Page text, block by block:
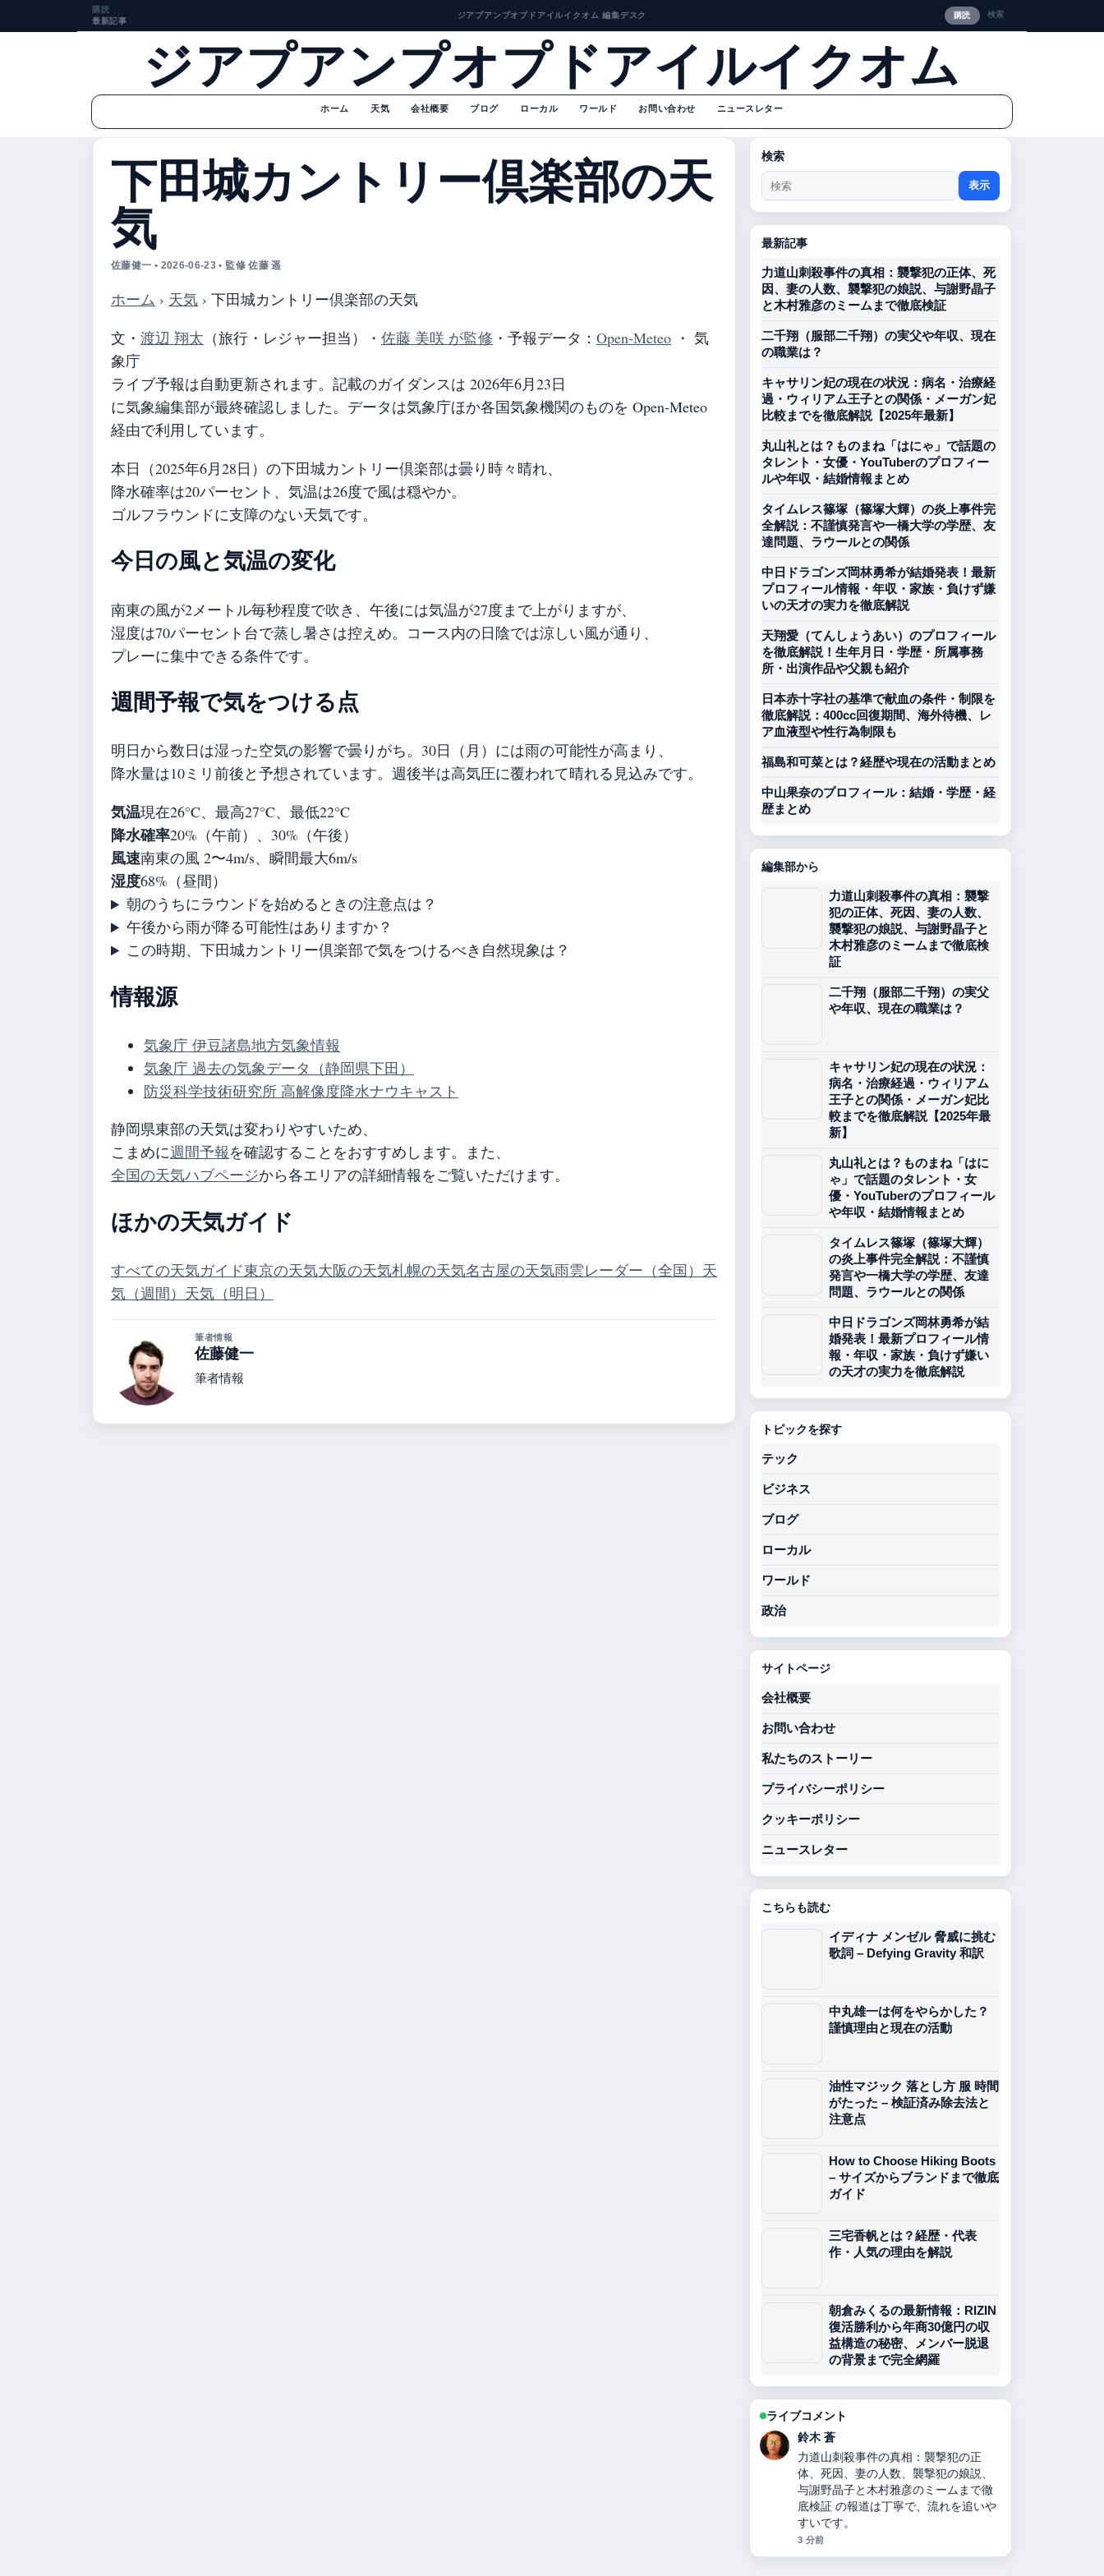
購読
最新記事
ジアプアンプオプドアイルイクオム 編集デスク 購読 検索
ジアプアンプオプドアイルイクオム
ホーム 天気 会社概要 ブログ ローカル ワールド お問い合わせ ニュースレター
下田城カントリー倶楽部の天
気
佐藤健一 • 2026-06-23 • 監修 佐藤 遥
ホーム › 天気 › 下田城カントリー倶楽部の天気
文・ 渡辺 翔太 （旅行・レジャー担当） ・ 佐藤 美咲 が監修 ・ 予報データ： Open-Meteo ・ 気
象庁
ライブ予報は自動更新されます。記載のガイダンスは 2026年6月23日
に気象編集部が最終確認しました。データは気象庁ほか各国気象機関のものを Open-Meteo
経由で利用しています。
本日（2025年6月28日）の下田城カントリー倶楽部は曇り時々晴れ、
降水確率は20パーセント、気温は26度で風は穏やか。
ゴルフラウンドに支障のない天気です。
今日の風と気温の変化
南東の風が2メートル毎秒程度で吹き、午後には気温が27度まで上がりますが、
湿度は70パーセント台で蒸し暑さは控えめ。コース内の日陰では涼しい風が通り、
プレーに集中できる条件です。
週間予報で気をつける点
明日から数日は湿った空気の影響で曇りがち。30日（月）には雨の可能性が高まり、
降水量は10ミリ前後と予想されています。週後半は高気圧に覆われて晴れる見込みです。
気温現在26°C、最高27°C、最低22°C
降水確率20%（午前）、30%（午後）
風速南東の風 2〜4m/s、瞬間最大6m/s
湿度68%（昼間）
朝のうちにラウンドを始めるときの注意点は？
午後から雨が降る可能性はありますか？
この時期、下田城カントリー倶楽部で気をつけるべき自然現象は？
情報源
気象庁 伊豆諸島地方気象情報
気象庁 過去の気象データ（静岡県下田）
防災科学技術研究所 高解像度降水ナウキャスト
静岡県東部の天気は変わりやすいため、
こまめに週間予報を確認することをおすすめします。また、
全国の天気ハブページから各エリアの詳細情報をご覧いただけます。
ほかの天気ガイド
すべての天気ガイド東京の天気大阪の天気札幌の天気名古屋の天気雨雲レーダー（全国） 天
気（週間） 天気（明日）
筆者情報
佐藤健一
筆者情報
検索
表示
最新記事
力道山刺殺事件の真相：襲撃犯の正体、死
因、妻の人数、襲撃犯の娘説、与謝野晶子
と木村雅彦のミームまで徹底検証
二千翔（服部二千翔）の実父や年収、現在
の職業は？
キャサリン妃の現在の状況：病名・治療経
過・ウィリアム王子との関係・メーガン妃
比較までを徹底解説【2025年最新】
丸山礼とは？ものまね「はにゃ」で話題の
タレント・女優・YouTuberのプロフィー
ルや年収・結婚情報まとめ
タイムレス篠塚（篠塚大輝）の炎上事件完
全解説：不謹慎発言や一橋大学の学歴、友
達問題、ラウールとの関係
中日ドラゴンズ岡林勇希が結婚発表！最新
プロフィール情報・年収・家族・負けず嫌
いの天才の実力を徹底解説
天翔愛（てんしょうあい）のプロフィール
を徹底解説！生年月日・学歴・所属事務
所・出演作品や父親も紹介
日本赤十字社の基準で献血の条件・制限を
徹底解説：400cc回復期間、海外待機、レ
ア血液型や性行為制限も
福島和可菜とは？経歴や現在の活動まとめ
中山果奈のプロフィール：結婚・学歴・経
歴まとめ
編集部から
力道山刺殺事件の真相：襲撃
犯の正体、死因、妻の人数、
襲撃犯の娘説、与謝野晶子と
木村雅彦のミームまで徹底検
証
二千翔（服部二千翔）の実父
や年収、現在の職業は？
キャサリン妃の現在の状況：
病名・治療経過・ウィリアム
王子との関係・メーガン妃比
較までを徹底解説【2025年最
新】
丸山礼とは？ものまね「はに
ゃ」で話題のタレント・女
優・YouTuberのプロフィール
や年収・結婚情報まとめ
タイムレス篠塚（篠塚大輝）
の炎上事件完全解説：不謹慎
発言や一橋大学の学歴、友達
問題、ラウールとの関係
中日ドラゴンズ岡林勇希が結
婚発表！最新プロフィール情
報・年収・家族・負けず嫌い
の天才の実力を徹底解説
トピックを探す
テック
ビジネス
ブログ
ローカル
ワールド
政治
サイトページ
会社概要
お問い合わせ
私たちのストーリー
プライバシーポリシー
クッキーポリシー
ニュースレター
こちらも読む
イディナ メンゼル 脅威に挑む
歌詞 – Defying Gravity 和訳
中丸雄一は何をやらかした？
謹慎理由と現在の活動
油性マジック 落とし方 服 時間
がたった – 検証済み除去法と
注意点
How to Choose Hiking Boots
– サイズからブランドまで徹底
ガイド
三宅香帆とは？経歴・代表
作・人気の理由を解説
朝倉みくるの最新情報：RIZIN
復活勝利から年商30億円の収
益構造の秘密、メンバー脱退
の背景まで完全網羅
ライブコメント
渡辺 結衣
二千翔（服部二千翔）の実父や年収、
現在の職業は？ 周辺の検証がしっかり
していて安心感があります。
5 分前